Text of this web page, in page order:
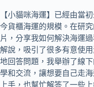
【小貓咪海運】已經由當
今貨櫃海運的規模。在研
片，分享我如何解決海運
解說，吸引了很多有意使
地回答問題，我舉辦了線
學和交流，讓想要自己走
上手，也幫忙解答了一些